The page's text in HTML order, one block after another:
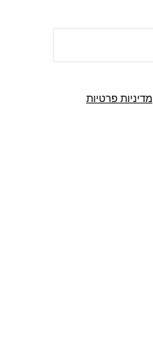
מדיניות פרטיות